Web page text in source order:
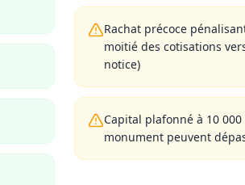
Rachat précoce
moitié des cotisations
notice)
Capital plafonné à 10
monument peuvent